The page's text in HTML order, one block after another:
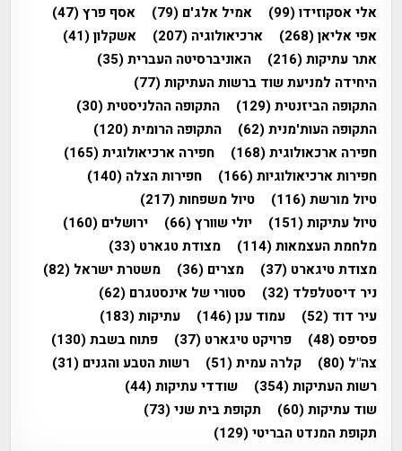
אלי אסקוזידו(99) אמיל אלג'ם (79) אסף פרץ(47)
אפי אליאן(268) ארכיאולוגיה (207) אשקלון(41)
אתר עתיקות(216) האוניברסיטה העברית(35)
היחידה למניעת שוד ברשות העתיקות(77)
התקופה הביזנטית(129) התקופה ההלניסטית(30)
התקופה העות'מנית(62) התקופה הרומית(120)
חפירה ארכאולוגית(168) חפירה ארכיאולוגית(165)
חפירות ארכיאולוגיות(166) חפירות הצלה (140)
טיול מורשת(116) טיול משפחות(217)
טיול עתיקות(151) יולי שוורץ(66) ירושלים (160)
מלחמת העצמאות(114) מצודת טגארט (33)
מצודת טיגארט (37) מצרים (36) משטרת ישראל (82)
ניר דיסטלפלד (32) סטורי של אינסטגרם (62)
עיר דוד (52) עמוד ענן(146) עתיקות(183)
פסיפס(48) פרויקט טיגארט (37) פתוח בשבת(130)
צה"ל (80) קלרה עמית(51) רשות הטבע והגנים (31)
רשות העתיקות(354) שודדי עתיקות(44)
שוד עתיקות(60) תקופת בית שני(73)
תקופת המנדט הבריטי(129)